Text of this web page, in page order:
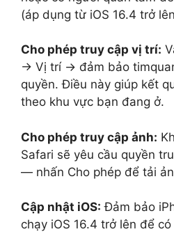
(áp dụng từ iOS 16.4 trở
Cho phép truy cập vị trí:
→ Vị trí → đảm bảo
quyền. Điều này giúp kết
theo khu vực bạn đang ở.
Cho phép truy cập ảnh:
Safari sẽ yêu cầu quyền
— nhấn Cho phép để tải
Cập nhật iOS: Đảm bảo
chạy iOS 16.4 trở lên để